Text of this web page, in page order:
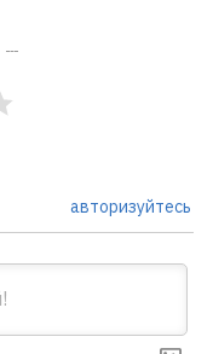
авторизуйтесь